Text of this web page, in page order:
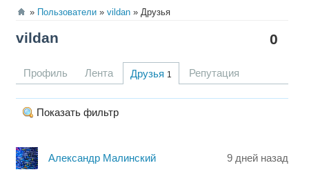
Пользователи vildan Друзья
0
vildan
Профиль Лента Друзья 1 Репутация
Показать фильтр
Александр Малинский 9 дней назад